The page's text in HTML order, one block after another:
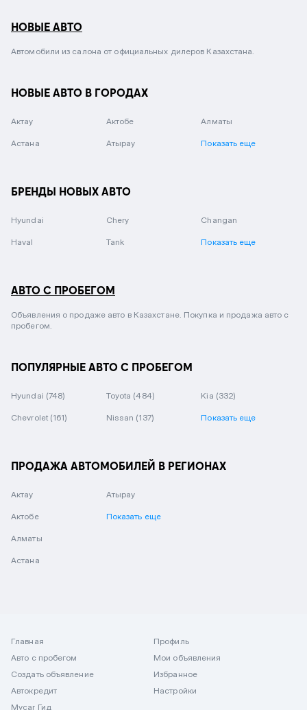
НОВЫЕ АВТО
Автомобили из салона от официальных дилеров Казахстана.
НОВЫЕ АВТО В ГОРОДАХ
Актау Актобе Алматы
Астана Атырау Показать еще
БРЕНДЫ НОВЫХ АВТО
Hyundai Chery Changan
Haval Tank Показать еще
АВТО С ПРОБЕГОМ
Объявления о продаже авто в Казахстане. Покупка и продажа авто с
пробегом.
ПОПУЛЯРНЫЕ АВТО С ПРОБЕГОМ
Hyundai (748) Toyota (484) Kia (332)
Chevrolet (161) Nissan (137) Показать еще
ПРОДАЖА АВТОМОБИЛЕЙ В РЕГИОНАХ
Актау
Актобе
Алматы
Астана
Атырау
Показать еще
Главная
Авто с пробегом
Создать объявление
Автокредит
Mycar Гид
Профиль
Мои объявления
Избранное
Настройки